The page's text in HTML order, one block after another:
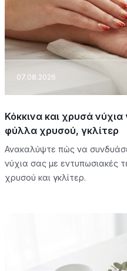
07.08.2026
Κόκκινα και χρυσά
φύλλα χρυσού, γκλίτερ
Ανακαλύψτε πώς να
νύχια σας με εντυπωσιακές
χρυσού και γκλίτερ.